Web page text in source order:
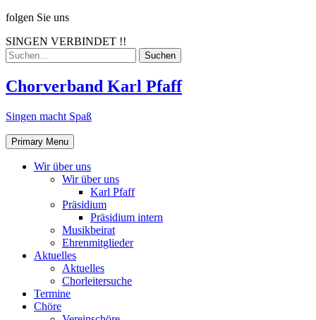
Skip
content
folgen Sie uns
SINGEN VERBINDET !!
Search
for:
Chorverband Karl Pfaff
Singen macht Spaß
Primary Menu
Wir über uns
Wir über uns
Karl Pfaff
Präsidium
Präsidium intern
Musikbeirat
Ehrenmitglieder
Aktuelles
Aktuelles
Chorleitersuche
Termine
Chöre